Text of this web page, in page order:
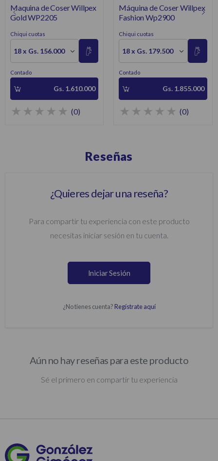
Maquina de Coser Willpex
Gold WP2205
Chiqui cuotas
18 x Gs. 156.000
Contado
Gs. 1.610.000
(0)
Máquina de Coser Willpex
Fashion Wp2900
Chiqui cuotas
18 x Gs. 179.500
Contado
Gs. 1.855.000
(0)
Reseñas
¿Quieres dejar una reseña?
Para compartir tu experiencia con este producto
necesitas iniciar sesión en tu cuenta.
Iniciar Sesión
¿No tienes cuenta? Regístrate aquí
Aún no hay reseñas para este producto
Sé el primero en compartir tu experiencia